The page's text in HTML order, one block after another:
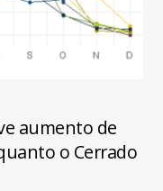
aumento de
o Cerrado